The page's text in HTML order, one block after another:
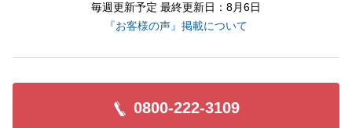
毎週更新予定 最終更新日：8月6日
『お客様の声』掲載について
0800-222-3109